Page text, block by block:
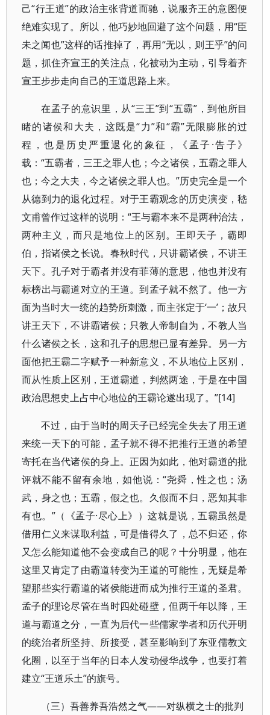
己“行王道”的政治主张背道而驰，说服齐王的意图便
绝难实现了。所以，他巧妙地回避了这个问题，用“臣
未之闻也”这样的话推掉了，再用“无以，则王乎”的问
题，抓住齐宣王的关注点，化被动为主动，引导着齐
宣王步步走向自己的王道思路上来。
在孟子的意识里，从“三王”到“五霸”，到他所目
睹的诸侯和大夫，这既是“力”和“霸”无限膨胀的过
程，也是历史严重退化的象征，《孟子·告子》
载：“五霸者，三王之罪人也；今之诸侯，五霸之罪人
也；今之大夫，今之诸侯之罪人也。”历史完全是一个
从德到力的退化过程。对于王霸观念的历史演变，嵇
文甫曾作过这样的说明：“王与霸本来不是两种治法，
两种主义，而只是地位上的区别。王即天子，霸即
伯，指诸侯之长说。春秋时代，只讲霸诸侯，不讲王
天下。孔子对于霸者并没有菲薄的意思，他也并没有
标榜出与霸道对立的王道。到孟子就不然了。他一方
面为当时大一统的趋势所刺激，而主张定于‘一’；故只
讲王天下，不讲霸诸侯；只教人帝制自为，不教人当
什么诸侯之长，这和孔子的思想已显有差异。另一方
面他把王霸二字赋予一种新意义，不从地位上区别，
而从性质上区别，王道霸道，判然两途，于是在中国
政治思想史上占中心地位的王霸论遂出现了。”[14]
不过，由于当时的周天子已经完全失去了用王道
来统一天下的可能，孟子就不得不把推行王道的希望
寄托在当代诸侯的身上。正因为如此，他对霸道的批
评就不能不留有余地，如他说：“尧舜，性之也；汤
武，身之也；五霸，假之也。久假而不归，恶知其非
有也。”（《孟子·尽心上》）这就是说，五霸虽然是
借用仁义来谋取利益，可是借得久了，总不归还，你
又怎么能知道他不会变成自己的呢？十分明显，他在
这里又肯定了由霸道转变为王道的可能性，无疑是希
望那些实行霸道的诸侯能进而成为推行王道的圣君。
孟子的理论尽管在当时四处碰壁，但两千年以降，王
道与霸道之分，一直为后代一些儒家学者和历代开明
的统治者所坚持、所接受，甚至影响到了东亚儒教文
化圈，以至于当年的日本人发动侵华战争，也要打着
建立“王道乐土”的旗号。
（三）吾善养吾浩然之气——对纵横之士的批判